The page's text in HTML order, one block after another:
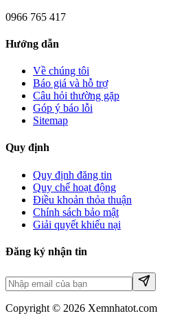
0966 765 417
Hướng dẫn
Về chúng tôi
Báo giá và hỗ trợ
Câu hỏi thường gặp
Góp ý báo lỗi
Sitemap
Quy định
Quy định đăng tin
Quy chế hoạt động
Điều khoản thỏa thuận
Chính sách bảo mật
Giải quyết khiếu nại
Đăng ký nhận tin
Copyright © 2026 Xemnhatot.com